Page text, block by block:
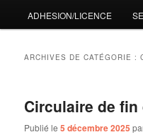
ADHESION/LICENCE
ARCHIVES DE CATÉGORIE :
Circulaire de fin
Publié le5 décembre 2025